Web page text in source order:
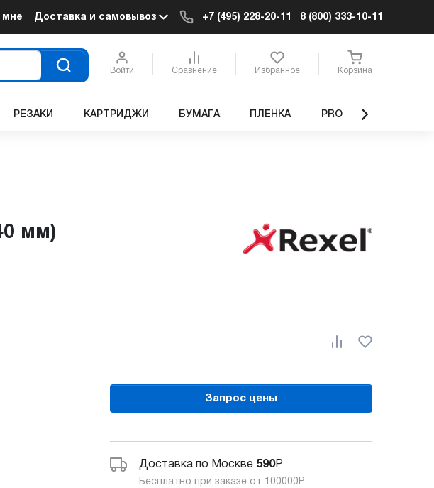
мне Доставка и самовывоз +7 (495) 228-20-11 8 (800) 333-10-11
Войти Сравнение Избранное Корзина
РЕЗАКИ КАРТРИДЖИ БУМАГА ПЛЕНКА PRO
мм)
Запрос цены
Доставка по Москве 590Р
Бесплатно при заказе от 100000 Р